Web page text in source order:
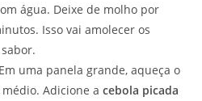
água. Deixe de molho por
Isso vai amolecer os
Em uma panela grande, aqueça o
Adicione a cebola picada